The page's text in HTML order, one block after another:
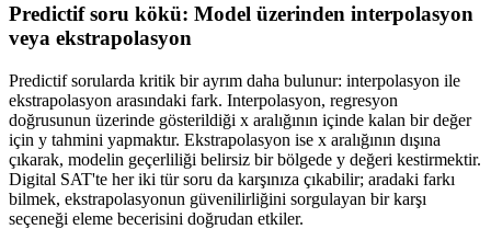
Predictif soru kökü: Model üzerinden interpolasyon
veya ekstrapolasyon
Predictif sorularda kritik bir ayrım daha bulunur: interpolasyon ile
ekstrapolasyon arasındaki fark. Interpolasyon, regresyon
doğrusunun üzerinde gösterildiği x aralığının içinde kalan bir değer
için y tahmini yapmaktır. Ekstrapolasyon ise x aralığının dışına
çıkarak, modelin geçerliliği belirsiz bir bölgede y değeri kestirmektir.
Digital SAT'te her iki tür soru da karşınıza çıkabilir; aradaki farkı
bilmek, ekstrapolasyonun güvenilirliğini sorgulayan bir karşı
seçeneği eleme becerisini doğrudan etkiler.